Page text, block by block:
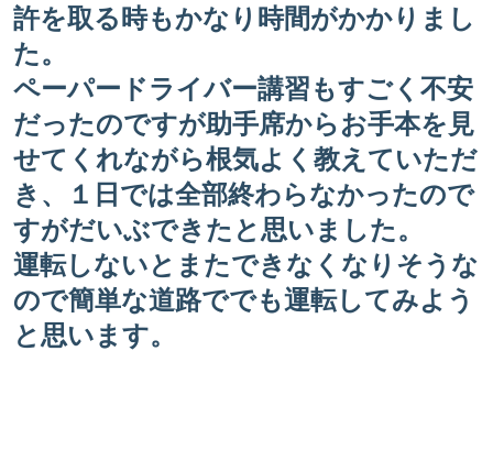
許を取る時もかなり時間がかかりまし
た。
ペーパードライバー講習もすごく不安
だったのですが助手席からお手本を見
せてくれながら根気よく教えていただ
き、１日では全部終わらなかったので
すがだいぶできたと思いました。
運転しないとまたできなくなりそうな
ので簡単な道路ででも運転してみよう
と思います。